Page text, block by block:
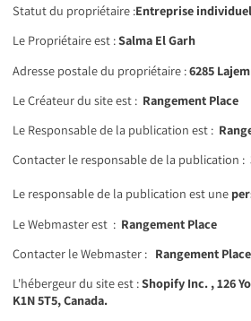
Statut du propriétaire :Entreprise individuel
Le Propriétaire est :Salma El Garh
Adresse postale du propriétaire :6285
Le Créateur du site est : Rangement Place
Le Responsable de la publication est :
Contacter le responsable de la publication :
Le responsable de la publication est une
Le Webmaster est : Rangement Place
Contacter le Webmaster : Rangement Place
L'hébergeur du site est :Shopify Inc. , 126
K1N 5T5, Canada.